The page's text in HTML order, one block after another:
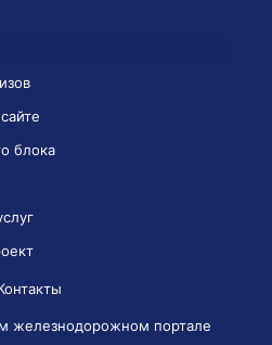
блока
железнодорожном портале